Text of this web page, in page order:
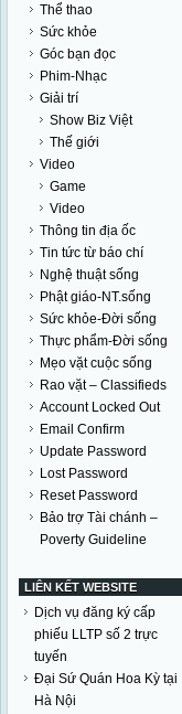
Thể thao
Sức khỏe
Góc bạn đọc
Phim-Nhạc
Giải trí
Show Biz Việt
Thế giới
Video
Game
Video
Thông tin địa ốc
Tin tức từ báo chí
Nghệ thuật sống
Phật giáo-NT.sống
Sức khỏe-Đời sống
Thực phẩm-Đời sống
Mẹo vặt cuộc sống
Rao vặt – Classifieds
Account Locked Out
Email Confirm
Update Password
Lost Password
Reset Password
Bảo trợ Tài chánh –
Poverty Guideline
LIÊN KẾT WEBSITE
Dịch vụ đăng ký cấp
phiếu LLTP số 2 trực
tuyến
Đại Sứ Quán Hoa Kỳ tại
Hà Nội